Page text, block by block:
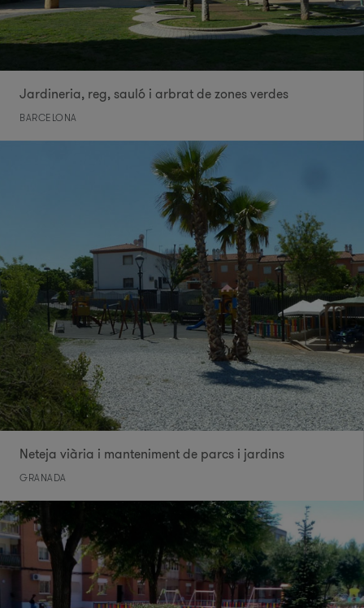
Jardineria, reg, sauló i arbrat de zones verdes
BARCELONA
Neteja viària i manteniment de parcs i jardins
GRANADA